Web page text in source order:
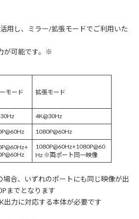
用し、ミラー/拡張モードでご利用いた
が可能です。※
モード 拡張モード
4K@30Hz
1080P@60Hz
1080P@60Hz+1080P@60
Hz ※両ポート同一映像
合、いずれのポートにも同じ映像が出
までとなります
力に対応する本体が必要です